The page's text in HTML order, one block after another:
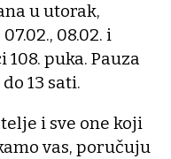
u utorak,
08.02. i
108. puka. Pauza
13 sati.
i sve one koji
vas, poručuju